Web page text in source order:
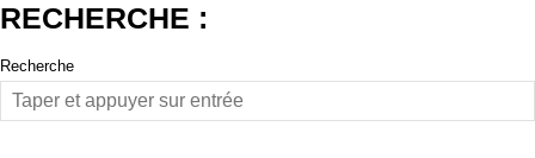
RECHERCHE :
Recherche